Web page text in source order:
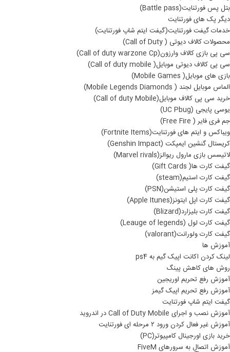
بتل پس فورتنایت(Battle pass)
دیگر پک های فورتنایت
خدمات گیفت فورتنایت(گیفت ایتم شاپ فورتنایت)
محصولات کالاف دیوتی ( Call of Duty)
سی پی بازی کالاف وارزون(Call of duty warzone Cp)
سی پی کالاف دیوتی موبایل( Call of duty mobile)
بازی های موبایل( Mobile Games)
الماس موبایل لجند ( Mobile Legends Diamonds)
خرید سی پی کالاف موبایل(Call of duty Mobile)
یوسی پایجی (UC Pbug)
جم فری فایر ( Free Fire)
ویباکس و ایتم های فورتنایت(Fortnite Items)
کریستال گنشین ایمپکت (Genshin Impact)
لاتیسس بازی مارول ریوالز(Marvel rivals)
گیفت کارت ها( Gift Cards)
گیفت کارت استیم(steam)
گیفت کارت پلی استیشن(PSN)
گیفت کارت اپل ایتونز(Apple Itunes)
گیفت کارت بلیزارد(Blizard)
گیفت کارت لول (Leauge of legends)
گیفت کارت ولورانت(valorant)
آموزش ها
لینک کردن اکانت اپیک گیم به ps4
روش های کاهش پینگ
آموزش رفع تحریم اوریجین
آموزش رفع تحریم اپیک گیمز
گیفت ایتم شاپ فورتنایت
آموزش نصب و اجرای Call of Duty Mobile در اندروید
آموزش غیر فعال کردن ورود ۲ مرحله ای فورتنایت
خرید بازی اورجینال کامپیوتر(PC)
آموزش اتصال به سرورهای FiveM